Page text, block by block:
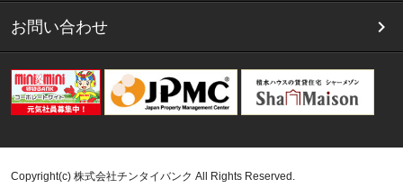
お問い合わせ
Copyright(c) 株式会社チンタイバンク All Rights Reserved.